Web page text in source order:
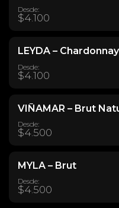
Desde:
$4.100
LEYDA – Chardonnay
Desde:
$4.100
VIÑAMAR – Brut
Desde:
$4.500
MYLA – Brut
Desde:
$4.500